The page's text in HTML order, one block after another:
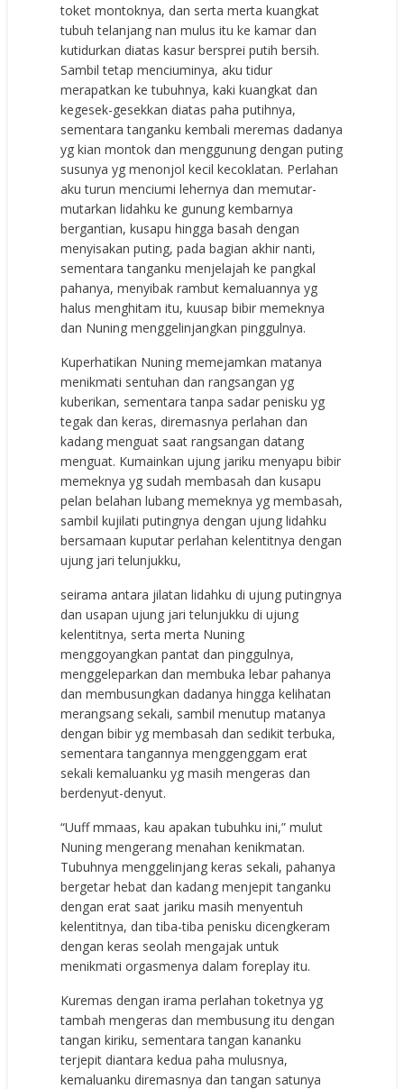
toket montoknya, dan serta merta kuangkat
tubuh telanjang nan mulus itu ke kamar dan
kutidurkan diatas kasur bersprei putih bersih.
Sambil tetap menciuminya, aku tidur
merapatkan ke tubuhnya, kaki kuangkat dan
kegesek-gesekkan diatas paha putihnya,
sementara tanganku kembali meremas dadanya
yg kian montok dan menggunung dengan puting
susunya yg menonjol kecil kecoklatan. Perlahan
aku turun menciumi lehernya dan memutar-
mutarkan lidahku ke gunung kembarnya
bergantian, kusapu hingga basah dengan
menyisakan puting, pada bagian akhir nanti,
sementara tanganku menjelajah ke pangkal
pahanya, menyibak rambut kemaluannya yg
halus menghitam itu, kuusap bibir memeknya
dan Nuning menggelinjangkan pinggulnya.
Kuperhatikan Nuning memejamkan matanya
menikmati sentuhan dan rangsangan yg
kuberikan, sementara tanpa sadar penisku yg
tegak dan keras, diremasnya perlahan dan
kadang menguat saat rangsangan datang
menguat. Kumainkan ujung jariku menyapu bibir
memeknya yg sudah membasah dan kusapu
pelan belahan lubang memeknya yg membasah,
sambil kujilati putingnya dengan ujung lidahku
bersamaan kuputar perlahan kelentitnya dengan
ujung jari telunjukku,
seirama antara jilatan lidahku di ujung putingnya
dan usapan ujung jari telunjukku di ujung
kelentitnya, serta merta Nuning
menggoyangkan pantat dan pinggulnya,
menggeleparkan dan membuka lebar pahanya
dan membusungkan dadanya hingga kelihatan
merangsang sekali, sambil menutup matanya
dengan bibir yg membasah dan sedikit terbuka,
sementara tangannya menggenggam erat
sekali kemaluanku yg masih mengeras dan
berdenyut-denyut.
“Uuff mmaas, kau apakan tubuhku ini,” mulut
Nuning mengerang menahan kenikmatan.
Tubuhnya menggelinjang keras sekali, pahanya
bergetar hebat dan kadang menjepit tanganku
dengan erat saat jariku masih menyentuh
kelentitnya, dan tiba-tiba penisku dicengkeram
dengan keras seolah mengajak untuk
menikmati orgasmenya dalam foreplay itu.
Kuremas dengan irama perlahan toketnya yg
tambah mengeras dan membusung itu dengan
tangan kiriku, sementara tangan kananku
terjepit diantara kedua paha mulusnya,
kemaluanku diremasnya dan tangan satunya